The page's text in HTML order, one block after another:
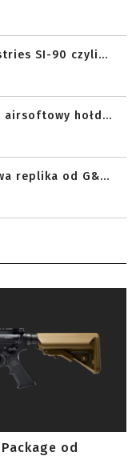
SI-90 czyli...
airsoftowy hołd...
replika od G&...
od